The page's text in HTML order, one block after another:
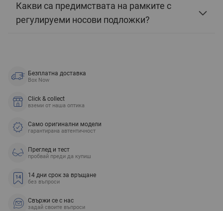
Какви са предимствата на рамките с
регулируеми носови подложки?
Безплатна доставка
Box Now
Click & collect
вземи от наша оптика
Само оригинални модели
гарантирана автентичност
Преглед и тест
пробвай преди да купиш
14 дни срок за връщане
без въпроси
Свържи се с нас
задай своите въпроси